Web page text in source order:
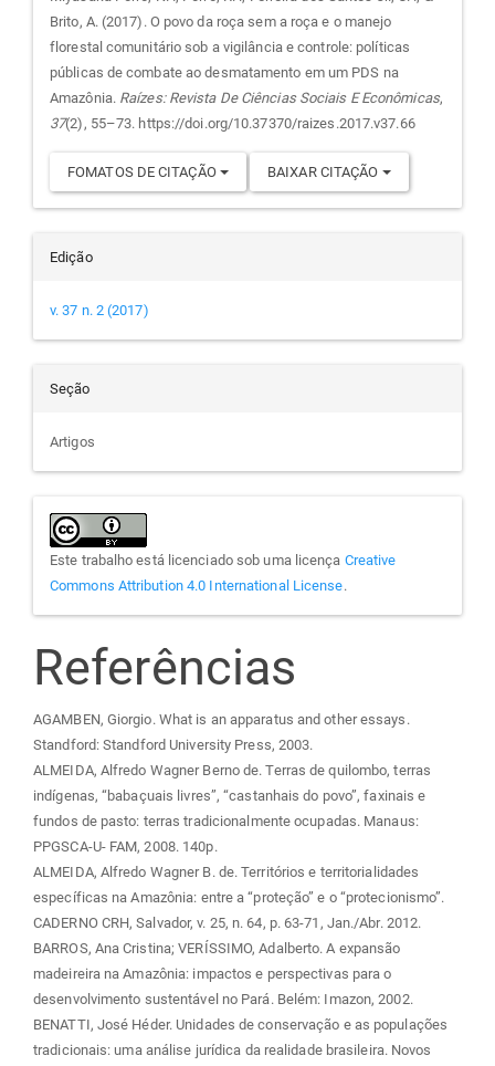
artigo
Brito, A. (2017). O povo da roça sem a roça e o manejo
florestal comunitário sob a vigilância e controle: políticas
públicas de combate ao desmatamento em um PDS na
Amazônia. Raízes: Revista De Ciências Sociais E Econômicas,
37(2), 55–73. https://doi.org/10.37370/raizes.2017.v37.66
FOMATOS DE CITAÇÃO BAIXAR CITAÇÃO
Edição
v. 37 n. 2 (2017)
Seção
Artigos
Este trabalho está licenciado sob uma licença Creative
Commons Attribution 4.0 International License.
Referências
AGAMBEN, Giorgio. What is an apparatus and other essays.
Standford: Standford University Press, 2003.
ALMEIDA, Alfredo Wagner Berno de. Terras de quilombo, terras
indígenas, “babaçuais livres”, “castanhais do povo”, faxinais e
fundos de pasto: terras tradicionalmente ocupadas. Manaus:
PPGSCA-U- FAM, 2008. 140p.
ALMEIDA, Alfredo Wagner B. de. Territórios e territorialidades
específicas na Amazônia: entre a “proteção” e o “protecionismo”.
CADERNO CRH, Salvador, v. 25, n. 64, p. 63-71, Jan./Abr. 2012.
BARROS, Ana Cristina; VERÍSSIMO, Adalberto. A expansão
madeireira na Amazônia: impactos e perspectivas para o
desenvolvimento sustentável no Pará. Belém: Imazon, 2002.
BENATTI, José Héder. Unidades de conservação e as populações
tradicionais: uma análise jurídica da realidade brasileira. Novos